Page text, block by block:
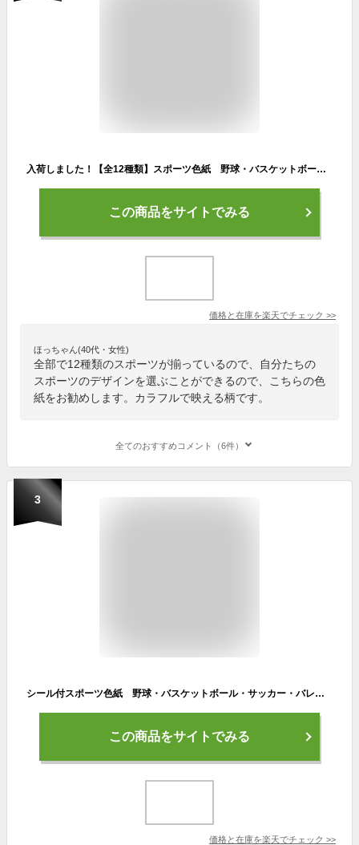
入荷しました！【全12種類】スポーツ色紙 野球・バスケットボール・サッカー・バレーボール・テニス・バドミントン・卓球・ソフトボール・ソフトテニス・剣道・柔道 クラブ活動 部活・卒部・卒団・寄せ書き・記念品・卒業・感謝【メーカー公式／クローズピン】
この商品をサイトでみる
価格と在庫を楽天でチェック >>
ほっちゃん(40代・女性)
全部で12種類のスポーツが揃っているので、自分たちの
スポーツのデザインを選ぶことができるので、こちらの色
紙をお勧めします。カラフルで映える柄です。
全てのおすすめコメント（6件）
3
シール付スポーツ色紙 野球・バスケットボール・サッカー・バレーボール メッセージシール30枚デコレーションシール16枚 大人数 クラブ活動 部活・卒部・卒団・寄せ書き・記念品・卒業・感謝【WEB限定／クローズピン】【メーカー公式／クローズピン】
この商品をサイトでみる
価格と在庫を楽天でチェック >>